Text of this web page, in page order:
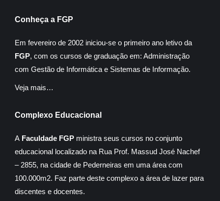
Conheça a FGP
Em fevereiro de 2002 iniciou-se o primeiro ano letivo da
FGP, com os cursos de graduação em: Administração
com Gestão de Informática e Sistemas de Informação.
Veja mais…
Complexo Educacional
A Faculdade FGP ministra seus cursos no conjunto
educacional localizado na Rua Prof. Massud José Nachef
– 2855, na cidade de Pederneiras em uma área com
100.000m2. Faz parte deste complexo a área de lazer para
discentes e docentes.